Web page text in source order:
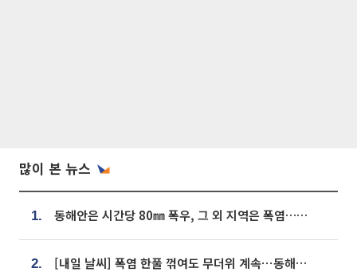
많이 본 뉴스
1. 동해안은 시간당 80㎜ 폭우, 그 외 지역은 폭염…‘극과 극 날씨’
2. [내일 날씨] 폭염 한풀 꺾여도 무더위 계속⋯동해안 이틀 연속 비